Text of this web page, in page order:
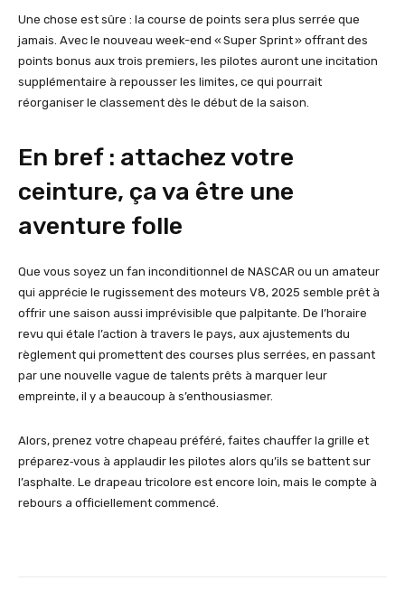
Une chose est sûre : la course de points sera plus serrée que
jamais. Avec le nouveau week-end « Super Sprint » offrant des
points bonus aux trois premiers, les pilotes auront une incitation
supplémentaire à repousser les limites, ce qui pourrait
réorganiser le classement dès le début de la saison.
En bref : attachez votre
ceinture, ça va être une
aventure folle
Que vous soyez un fan inconditionnel de NASCAR ou un amateur
qui apprécie le rugissement des moteurs V8, 2025 semble prêt à
offrir une saison aussi imprévisible que palpitante. De l’horaire
revu qui étale l’action à travers le pays, aux ajustements du
règlement qui promettent des courses plus serrées, en passant
par une nouvelle vague de talents prêts à marquer leur
empreinte, il y a beaucoup à s’enthousiasmer.
Alors, prenez votre chapeau préféré, faites chauffer la grille et
préparez‑vous à applaudir les pilotes alors qu’ils se battent sur
l’asphalte. Le drapeau tricolore est encore loin, mais le compte à
rebours a officiellement commencé.